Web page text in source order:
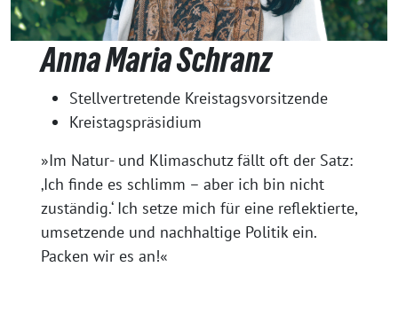
Anna Maria Schranz
Stellvertretende Kreistagsvorsitzende
Kreistagspräsidium
»Im Natur- und Klimaschutz fällt oft der Satz:
‚Ich finde es schlimm – aber ich bin nicht
zuständig.‘ Ich setze mich für eine reflektierte,
umsetzende und nachhaltige Politik ein.
Packen wir es an!«